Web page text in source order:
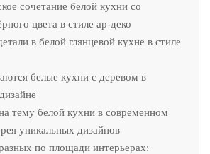
сочетание белой кухни со
цвета в стиле ар-деко
в белой глянцевой кухне в стиле
белые кухни с деревом в
тему белой кухни в современном
уникальных дизайнов
по площади интерьерах: